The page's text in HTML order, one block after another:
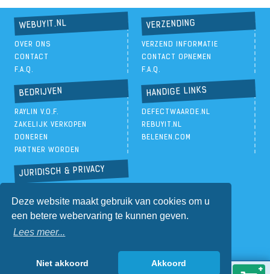
Deze website maakt gebruik van cookies om u
een betere webervaring te kunnen geven.
Lees meer...
Niet akkoord Akkoord
WEBUYIT.NL
OVER ONS
CONTACT
F.A.Q.
VERZENDING
VERZEND INFORMATIE
CONTACT OPNEMEN
F.A.Q.
BEDRIJVEN
RAYLIN V.O.F.
ZAKELIJK VERKOPEN
DONEREN
PARTNER WORDEN
HANDIGE LINKS
DEFECTWAARDE.NL
REBUYIT.NL
BELENEN.COM
JURIDISCH & PRIVACY
ALGEMENE VOORWAARDEN